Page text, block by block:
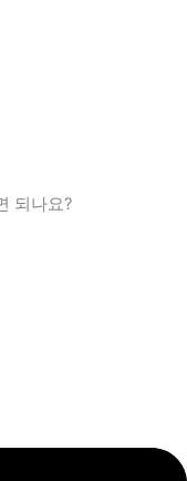
되나요?